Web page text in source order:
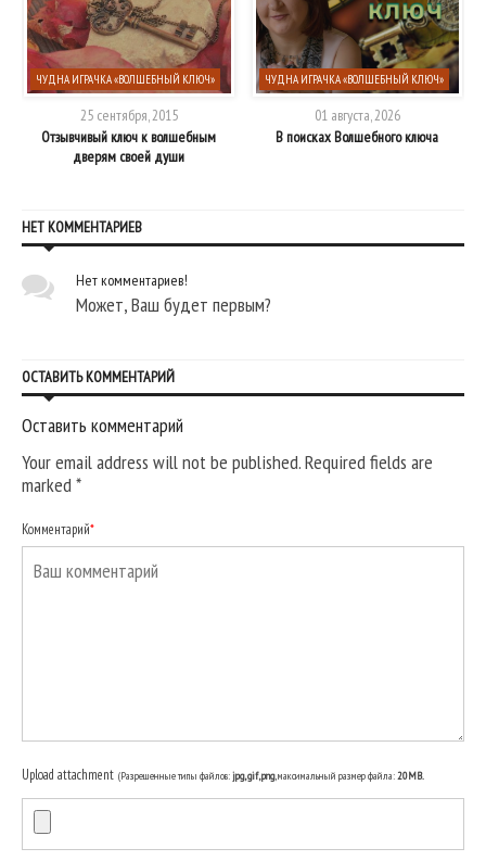
ЧУДНА ИГРАЧКА «ВОЛШЕБНЫЙ КЛЮЧ»
25 сентября, 2015
Отзывчивый ключ к волшебным
дверям своей души
ЧУДНА ИГРАЧКА «ВОЛШЕБНЫЙ КЛЮЧ»
01 августа, 2026
В поисках Волшебного ключа
НЕТ КОММЕНТАРИЕВ
Нет комментариев!
Может, Ваш будет первым?
ОСТАВИТЬ КОММЕНТАРИЙ
Оставить комментарий
Your email address will not be published. Required fields are
marked*
Комментарий*
Upload attachment (Разрешенные типы файлов:jpg, gif, png, максимальный размер файла:20MB.